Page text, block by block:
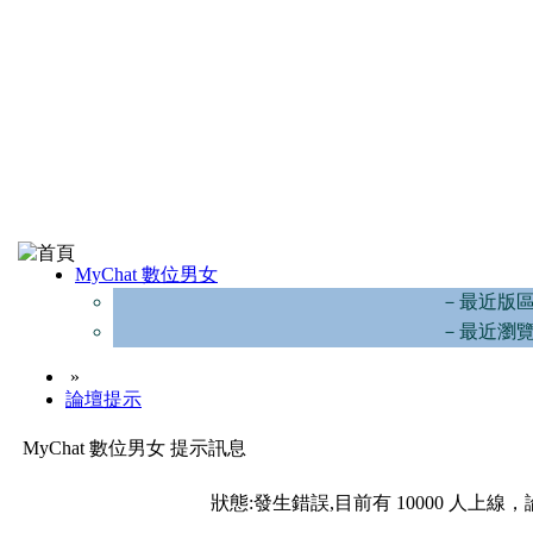
MyChat 數位男女
－最近版
－最近瀏
»
論壇提示
MyChat 數位男女 提示訊息
狀態:發生錯誤,目前有 10000 人上線